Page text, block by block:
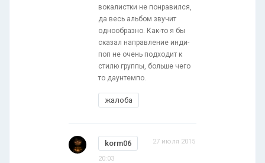
вокалистки не понравился,
да весь альбом звучит
однообразно. Как-то я бы
сказал направление инди-
поп не очень подходит к
стилю группы, больше чего
то даунтемпо.
жалоба
korm06 27 июля 2015
20:03